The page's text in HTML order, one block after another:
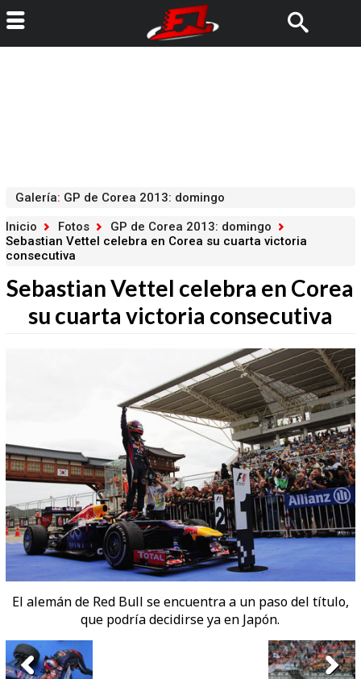
Galería: GP de Corea 2013: domingo
Inicio
Fotos
GP de Corea 2013: domingo
Sebastian Vettel celebra en Corea su cuarta victoria
consecutiva
Sebastian Vettel celebra en Corea
su cuarta victoria consecutiva
El alemán de Red Bull se encuentra a un paso del título,
que podría decidirse ya en Japón.